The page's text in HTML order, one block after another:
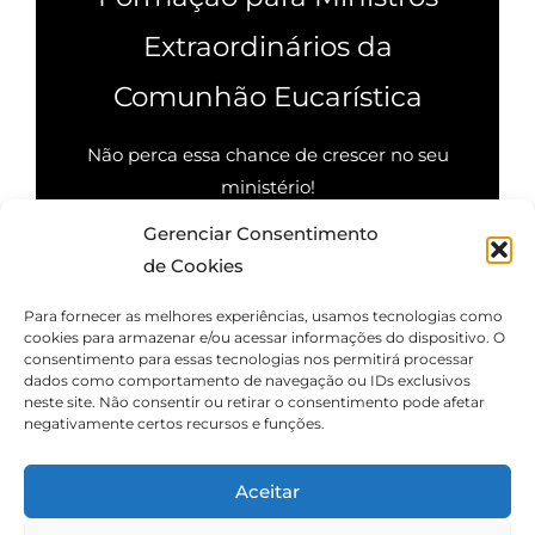
Gerenciar Consentimento
de Cookies
Para fornecer as melhores experiências, usamos tecnologias como
cookies para armazenar e/ou acessar informações do dispositivo. O
consentimento para essas tecnologias nos permitirá processar
dados como comportamento de navegação ou IDs exclusivos
neste site. Não consentir ou retirar o consentimento pode afetar
negativamente certos recursos e funções.
Aceitar
Extraordinários da
Comunhão Eucarística
Não perca essa chance de crescer no seu
ministério!